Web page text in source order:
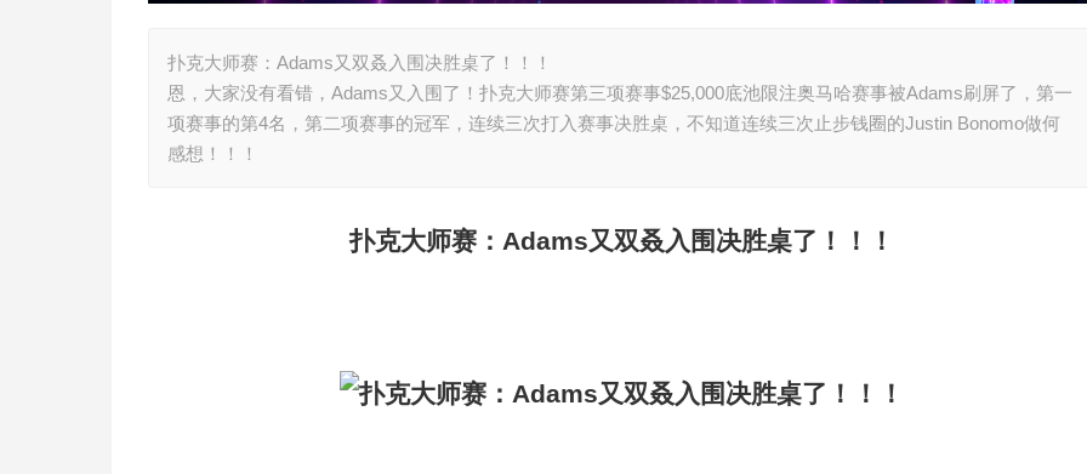
扑克大师赛：Adams又双叒入围决胜桌了！！！
恩，大家没有看错，Adams又入围了！扑克大师赛第三项赛事$25,000底池限注奥马哈赛事被Adams刷屏了，第一
项赛事的第4名，第二项赛事的冠军，连续三次打入赛事决胜桌，不知道连续三次止步钱圈的Justin Bonomo做何
感想！！！
扑克大师赛：Adams又双叒入围决胜桌了！！！